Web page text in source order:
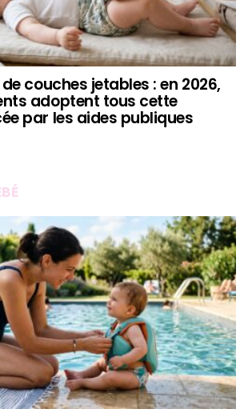
couches jetables : en 2026,
adoptent tous cette
par les aides publiques